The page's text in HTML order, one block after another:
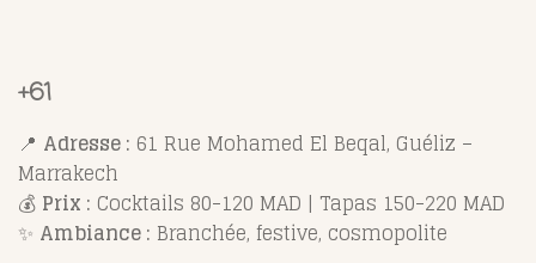
+61
📍 Adresse : 61 Rue Mohamed El Beqal, Guéliz –
Marrakech
💰 Prix : Cocktails 80-120 MAD | Tapas 150-220 MAD
✨ Ambiance : Branchée, festive, cosmopolite